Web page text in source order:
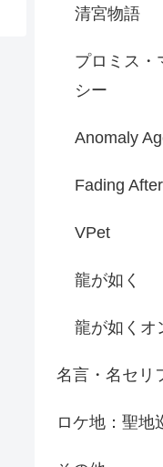
清宮物語
プロミス・
シー
Anomaly
Fading
VPet
龍が如く
龍が如くオ
名言・名セリ
ロケ地：聖地